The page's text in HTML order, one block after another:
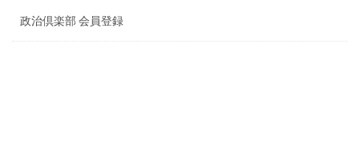
政治倶楽部 会員登録